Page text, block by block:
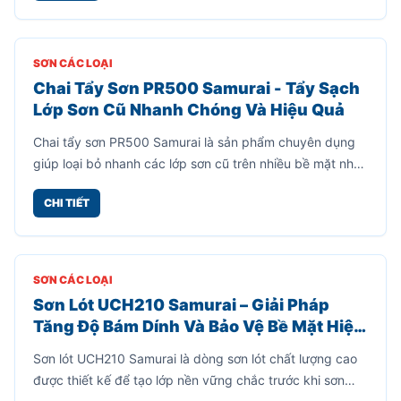
SƠN CÁC LOẠI
Sơn Gỗ Hệ Nước HBO - Sơn Gỗ Không
Mùi, An Toàn Và Dễ Sử Dụng Cho Gia
Đình
Sơn gỗ hệ nước HBO là dòng sơn chuyên dùng để làm